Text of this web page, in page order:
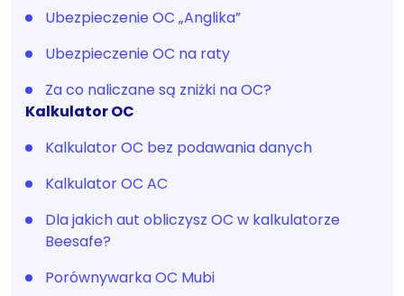
Ubezpieczenie OC „Anglika”
Ubezpieczenie OC na raty
Za co naliczane są zniżki na OC?
Kalkulator OC
Kalkulator OC bez podawania danych
Kalkulator OC AC
Dla jakich aut obliczysz OC w kalkulatorze
Beesafe?
Porównywarka OC Mubi